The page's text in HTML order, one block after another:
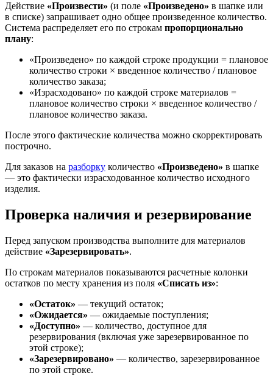
Действие «Произвести» (и поле «Произведено» в шапке или
в списке) запрашивает одно общее произведенное количество.
Система распределяет его по строкам пропорционально
плану:
«Произведено» по каждой строке продукции = плановое
количество строки × введенное количество / плановое
количество заказа;
«Израсходовано» по каждой строке материалов =
плановое количество строки × введенное количество /
плановое количество заказа.
После этого фактические количества можно скорректировать
построчно.
Для заказов на разборку количество «Произведено» в шапке
— это фактически израсходованное количество исходного
изделия.
Проверка наличия и резервирование
Перед запуском производства выполните для материалов
действие «Зарезервировать».
По строкам материалов показываются расчетные колонки
остатков по месту хранения из поля «Списать из»:
«Остаток» — текущий остаток;
«Ожидается» — ожидаемые поступления;
«Доступно» — количество, доступное для
резервирования (включая уже зарезервированное по
этой строке);
«Зарезервировано» — количество, зарезервированное
по этой строке.